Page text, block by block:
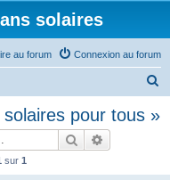
solaires
Connexion au forum
au forum
pour tous »
Rechercher
sur 1